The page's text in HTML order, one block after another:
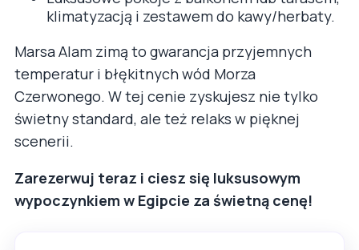
klimatyzacją i zestawem do kawy/herbaty.
Marsa Alam zimą to gwarancja przyjemnych
temperatur i błękitnych wód Morza
Czerwonego. W tej cenie zyskujesz nie tylko
świetny standard, ale też relaks w pięknej
scenerii.
Zarezerwuj teraz i ciesz się luksusowym
wypoczynkiem w Egipcie za świetną cenę!